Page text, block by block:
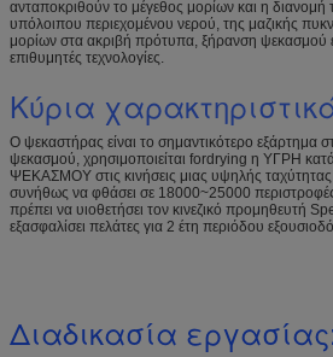
ανταποκριθούν το μέγεθος μορίων και η διανομή
υπόλοιπου περιεχομένου νερού, της μαζικής
μορίων στα ακριβή πρότυπα, ξήρανση ψεκασμού
επιθυμητές τεχνολογίες.
Κύρια
Ο ψεκαστήρας είναι το σημαντικότερο εξάρτημα
ψεκασμού, χρησιμοποιείται fordrying η ΥΓΡΗ
ΨΕΚΑΣΜΟΥ στις κινήσεις μιας υψηλής
συνήθως να φθάσει σε 18000~25000
πρέπει να υιοθετήσει τον κινεζικό προμηθευτή
εξασφαλίσει πελάτες για 2 έτη περιόδου
Διαδικασία